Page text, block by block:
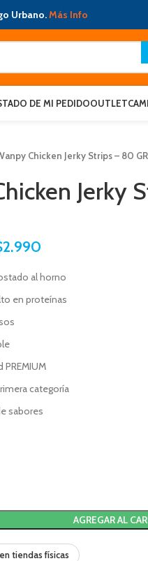
Urbano.Más Info
DE MI PEDIDOOUTLET
Chicken Jerky Strips – 80 GR
Jerky
2.990
al horno
en proteínas
categoría
sabores
AGREGAR AL
tiendas físicas